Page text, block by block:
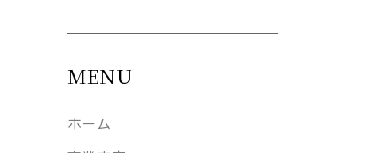
MENU
ホーム